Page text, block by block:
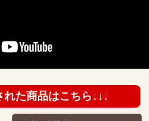
た商品はこちら↓↓↓